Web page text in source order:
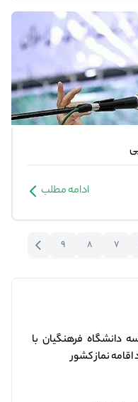
ادامه مطلب
7
8
9
دانشگاه فرهنگیان با
نماز کشور